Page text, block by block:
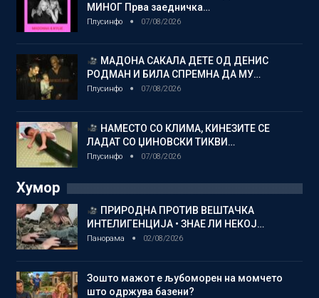
МИНОГ Прва заедничка…
Плусинфо 07/08/2026
МАДОНА САКАЛА ДЕТЕ ОД ДЕНИС
РОДМАН И БИЛА СПРЕМНА ДА МУ…
Плусинфо 07/08/2026
НАМЕСТО СО КЛИМА, КИНЕЗИТЕ СЕ
ЛАДАТ СО ЏИНОВСКИ ТИКВИ…
Плусинфо 07/08/2026
Хумор
ПРИРОДНА ПРОТИВ ВЕШТАЧКА
ИНТЕЛИГЕНЦИЈА • ЗНАЕ ЛИ НЕКОЈ…
Панорама 02/08/2026
Зошто мажот е љубоморен на момчето
што одржува базени?